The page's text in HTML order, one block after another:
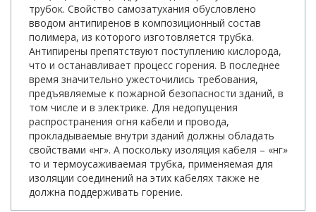
трубок. Свойство самозатухания обусловлено
вводом антипиренов в композиционный состав
полимера, из которого изготовляется трубка.
Антипирены препятствуют поступлению кислорода,
что и останавливает процесс горения. В последнее
время значительно ужесточились требования,
предъявляемые к пожарной безопасности зданий, в
том числе и в электрике. Для недопущения
распространения огня кабели и провода,
прокладываемые внутри зданий должны обладать
свойствами «нг». А поскольку изоляция кабеля – «нг»
то и термоусаживаемая трубка, применяемая для
изоляции соединений на этих кабелях также не
должна поддерживать горение.